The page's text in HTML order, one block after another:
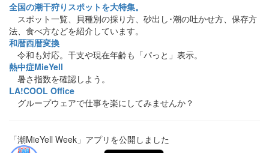
全国の潮干狩りスポットを大特集。
スポット一覧、貝種別の採り方、砂出し･潮の吐かせ方、保存方
法、食べ方などを紹介しています。
和暦西暦変換
令和も対応。干支や現在年齢も「パっと」表示。
熱中症MieYell
暑さ指数を確認しよう。
LA!COOL Office
グループウェアで仕事を楽にしてみませんか？
「潮MieYell Week」アプリを公開しました